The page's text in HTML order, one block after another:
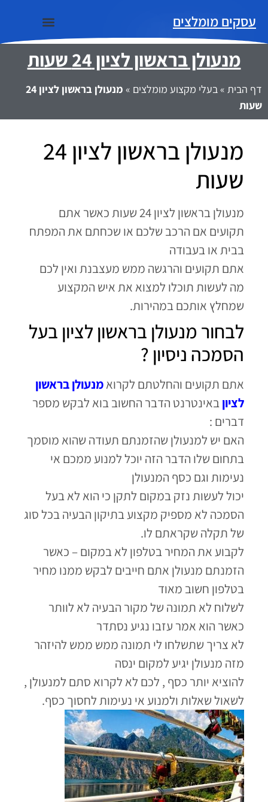
עסקים מומלצים
מנעולן בראשון לציון 24 שעות
דף הבית »בעלי מקצוע מומלצים »
מנעולן בראשון לציון 24
שעות
מנעולן בראשון לציון 24
שעות
מנעולן בראשון לציון 24 שעות כאשר אתם
תקועים אם הרכב שלכם או שכחתם את המפתח
בבית או בעבודה
אתם תקועים והרגשה ממש מעצבנת ואין לכם
מה לעשות תוכלו למצוא את איש המקצוע
שמחלץ אותכם במהירות.
לבחור מנעולן בראשון לציון בעל
הסמכה ניסיון ?
אתם תקועים והחלטתם לקרואמנעולן בראשון
לציוןבאינטרנט הדבר החשוב בוא לבקש מספר
דברים :
האם יש למנעולן שהזמנתם תעודה שהוא מוסמך
בתחום שלו הדבר הזה יוכל למנוע ממכם אי
נעימות וגם כסף המנעולן
יכול לעשות נזק במקום לתקן כי הוא לא בעל
הסמכה לא מספיק מקצוע בתיקון הבעיה בכל סוג
של תקלה שקראתם לו.
לקבוע את המחיר בטלפון לא במקום – כאשר
הזמנתם מנעולן אתם חייבים לבקש ממנו מחיר
בטלפון חשוב מאוד
לשלוח לא תמונה של מקור הבעיה לא לוותר
כאשר הוא אמר עזבו נגיע נסתדר
לא צריך שתשלחו לי תמונה ממש ממש להיזהר
מזה מנעולן יגיע למקום ינסה
להוציא יותר כסף , לכם לא לקרוא סתם למנעולן ,
לשאול שאלות ולמנוע אי נעימות לחסוך כסף.